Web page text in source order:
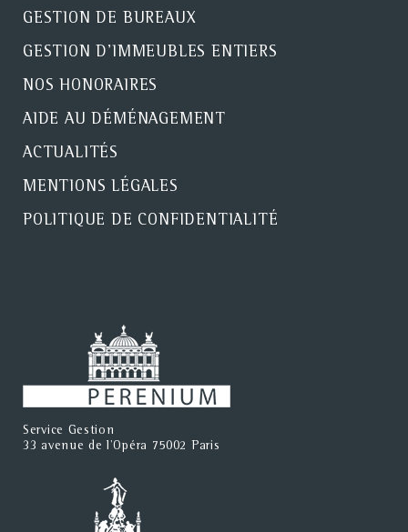
GESTION DE BUREAUX
GESTION D'IMMEUBLES ENTIERS
NOS HONORAIRES
AIDE AU DÉMÉNAGEMENT
ACTUALITÉS
MENTIONS LÉGALES
POLITIQUE DE CONFIDENTIALITÉ
Service Gestion
33 avenue de l'Opéra 75002 Paris